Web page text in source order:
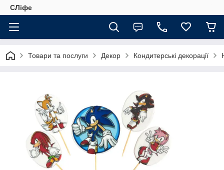
СЛіфе
Товари та послуги Декор Кондитерські декорації